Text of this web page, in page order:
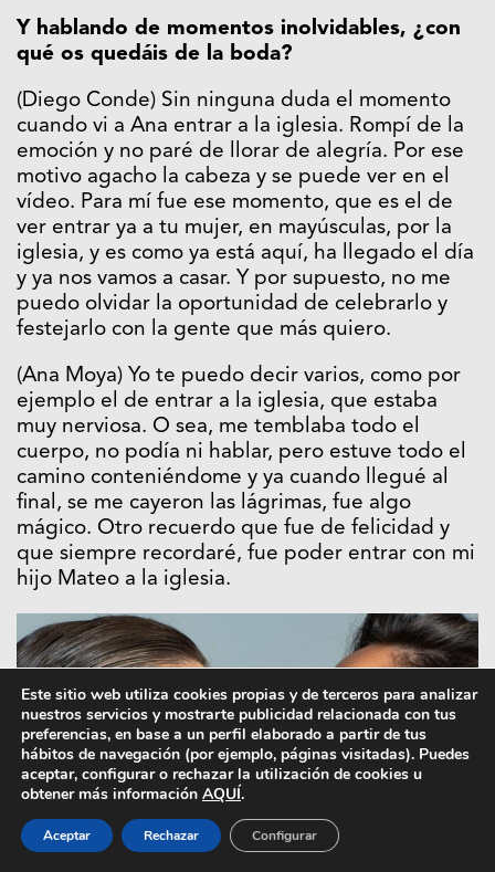
Y hablando de momentos inolvidables, ¿con
qué os quedáis de la boda?
(Diego Conde) Sin ninguna duda el momento
cuando vi a Ana entrar a la iglesia. Rompí de la
emoción y no paré de llorar de alegría. Por ese
motivo agacho la cabeza y se puede ver en el
vídeo. Para mí fue ese momento, que es el de
ver entrar ya a tu mujer, en mayúsculas, por la
iglesia, y es como ya está aquí, ha llegado el día
y ya nos vamos a casar. Y por supuesto, no me
puedo olvidar la oportunidad de celebrarlo y
festejarlo con la gente que más quiero.
(Ana Moya) Yo te puedo decir varios, como por
ejemplo el de entrar a la iglesia, que estaba
muy nerviosa. O sea, me temblaba todo el
cuerpo, no podía ni hablar, pero estuve todo el
camino conteniéndome y ya cuando llegué al
final, se me cayeron las lágrimas, fue algo
mágico. Otro recuerdo que fue de felicidad y
que siempre recordaré, fue poder entrar con mi
hijo Mateo a la iglesia.
Este sitio web utiliza cookies propias y de terceros para analizar
nuestros servicios y mostrarte publicidad relacionada con tus
preferencias, en base a un perfil elaborado a partir de tus
hábitos de navegación (por ejemplo, páginas visitadas). Puedes
aceptar, configurar o rechazar la utilización de cookies u
obtener más información AQUÍ.
Aceptar Rechazar Configurar